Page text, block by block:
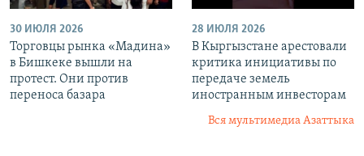
30 ИЮЛЯ 2026
Торговцы рынка «Мадина»
в Бишкеке вышли на
протест. Они против
переноса базара
28 ИЮЛЯ 2026
В Кыргызстане арестовали
критика инициативы по
передаче земель
иностранным инвесторам
Вся мультимедиа Азаттыка